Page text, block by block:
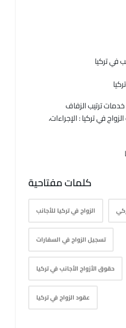
في تركيا
ترتيب الزفاف
في تركيا : الإجراءات،
كلمات مفتاحية
الزواج في تركيا للأجانب
تسجيل الزواج في السفارات
حقوق الأزواج الأجانب في تركيا
عقود الزواج في تركيا